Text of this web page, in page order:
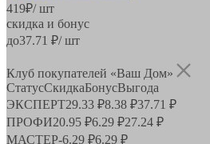
419₽/ шт
скидка и бонус
до37.71 ₽/ шт
Клуб покупателей «Ваш Дом»
СтатусСкидкаБонусВыгода
ЭКСПЕРТ29.33 ₽8.38 ₽37.71 ₽
ПРОФИ20.95 ₽6.29 ₽27.24 ₽
МАСТЕР-6.29 ₽6.29 ₽